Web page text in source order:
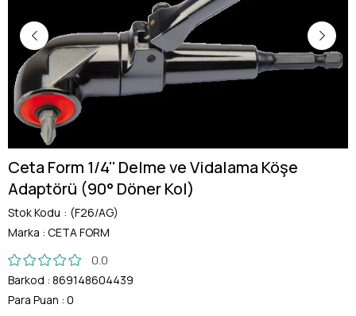
Ceta Form 1/4'' Delme ve Vidalama Köşe
Adaptörü (90° Döner Kol)
Stok Kodu
(F26/AG)
Marka : CETA FORM
0.0
Barkod : 869148604439
Para Puan : 0